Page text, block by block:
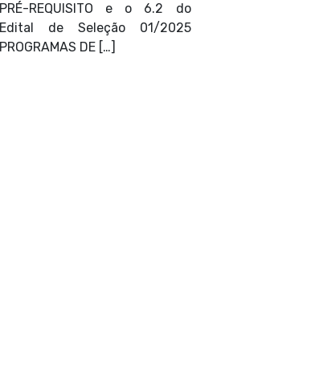
PRÉ-REQUISITO e o 6.2 do
Edital de Seleção 01/2025
PROGRAMAS DE […]